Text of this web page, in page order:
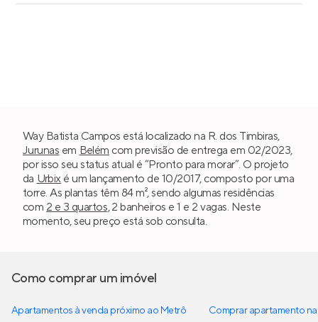
Way Batista Campos está localizado na R. dos Timbiras,
Jurunas em Belém com previsão de entrega em 02/2023,
por isso seu status atual é “Pronto para morar”. O projeto
da Urbix é um lançamento de 10/2017, composto por uma
torre. As plantas têm 84 m², sendo algumas residências
com 2 e 3 quartos, 2 banheiros e 1 e 2 vagas. Neste
momento, seu preço está sob consulta.
Como comprar um imóvel
Apartamentos à venda próximo ao Metrô
Comprar apartamento